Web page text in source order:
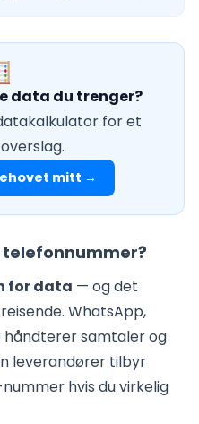
data du trenger?
for et
mitt →
for data — og det
WhatsApp,
håndterer samtaler og
leverandører tilbyr
hvis du virkelig